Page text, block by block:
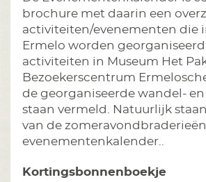
brochure met daarin een
activiteiten/evenementen die
Ermelo worden
activiteiten in Museum Het
Bezoekerscentrum
de georganiseerde wandel-
staan vermeld. Natuurlijk
van de
evenementenkalender..
Kortingsbonnenboekje